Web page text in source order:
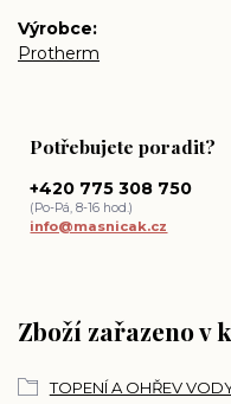
Výrobce
Protherm
Zboží zařazeno v
TOPENÍ A OHŘEV
Potřebujete poradit?
+420 775 308 750
(Po-Pá, 8-16 hod.)
info@masnicak.cz